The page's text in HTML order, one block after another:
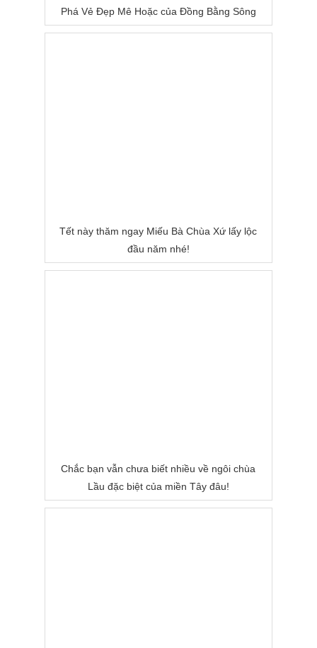
Phá Vẻ Đẹp Mê Hoặc của Đồng Bằng Sông
Nước
Tết này thăm ngay Miếu Bà Chùa Xứ lấy lộc
đầu năm nhé!
Chắc bạn vẫn chưa biết nhiều về ngôi chùa
Lầu đặc biệt của miền Tây đâu!